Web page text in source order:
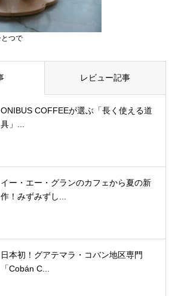
つで
レビュー記事
ONIBUS COFFEEが選ぶ「長く使える道
具」...
イー・エー・グランのカフェから夏の新
作！みずみずし...
日本初！グアテマラ・コバン地区専門
「Cobán C...